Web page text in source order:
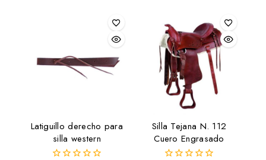
Latiguillo derecho para
silla western
Silla Tejana N. 112
Cuero Engrasado